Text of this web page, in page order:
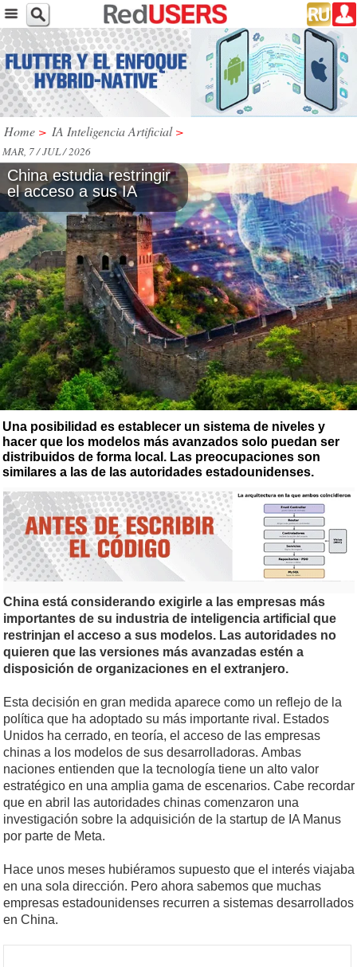
Home > IA Inteligencia Artificial >
MAR, 7 / JUL / 2026
China estudia restringir
el acceso a sus IA
Una posibilidad es establecer un sistema de niveles y
hacer que los modelos más avanzados solo puedan ser
distribuidos de forma local. Las preocupaciones son
similares a las de las autoridades estadounidenses.
China está considerando exigirle a las empresas más
importantes de su industria de inteligencia artificial que
restrinjan el acceso a sus modelos. Las autoridades no
quieren que las versiones más avanzadas estén a
disposición de organizaciones en el extranjero.
Esta decisión en gran medida aparece como un reflejo de la
política que ha adoptado su más importante rival. Estados
Unidos ha cerrado, en teoría, el acceso de las empresas
chinas a los modelos de sus desarrolladoras. Ambas
naciones entienden que la tecnología tiene un alto valor
estratégico en una amplia gama de escenarios. Cabe recordar
que en abril las autoridades chinas comenzaron una
investigación sobre la adquisición de la startup de IA Manus
por parte de Meta.
Hace unos meses hubiéramos supuesto que el interés viajaba
en una sola dirección. Pero ahora sabemos que muchas
empresas estadounidenses recurren a sistemas desarrollados
en China.